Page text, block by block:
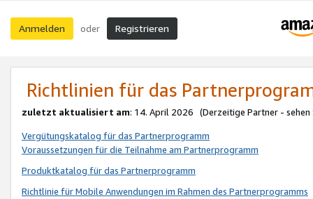
Anmelden oder Registrieren
Richtlinien für das
zuletzt aktualisiert am: 14. April 2026 (Derzeitige Partner - sehen
Vergütungskatalog für das Partnerprogramm
Voraussetzungen für die Teilnahme am Partnerprogramm
Produktkatalog für das Partnerprogramm
Richtlinie für Mobile Anwendungen im Rahmen des Partnerprogramms